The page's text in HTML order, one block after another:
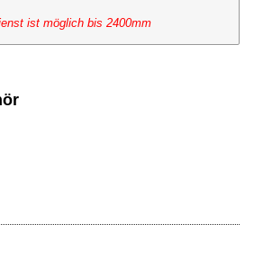
ist möglich bis 2400mm